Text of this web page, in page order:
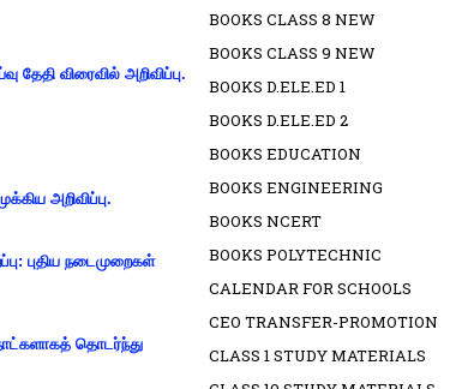
தேதி விரைவில் அறிவிப்பு.
அறிவிப்பு.
புதிய நடைமுறைகள்
தொடர்ந்து
BOOKS CLASS 8 NEW
BOOKS CLASS 9 NEW
BOOKS D.ELE.ED 1
BOOKS D.ELE.ED 2
BOOKS EDUCATION
BOOKS ENGINEERING
BOOKS NCERT
BOOKS POLYTECHNIC
CALENDAR FOR SCHOOLS
CEO TRANSFER-PROMOTION
CLASS 1 STUDY MATERIALS